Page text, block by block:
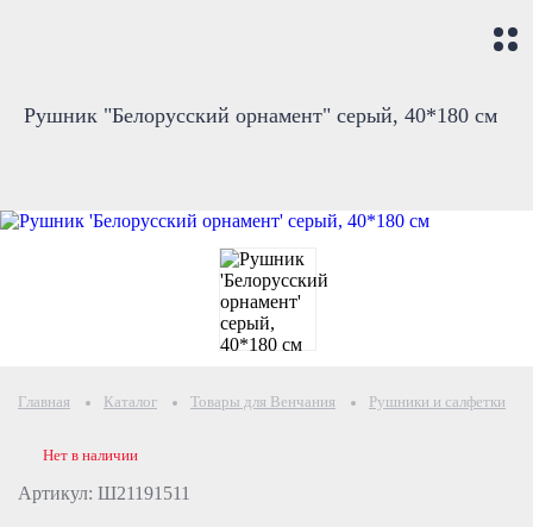
Рушник "Белорусский орнамент" серый, 40*180 см
Главная Каталог Товары для Венчания Рушники и салфетки
Артикул: Ш21191511
Нет в наличии